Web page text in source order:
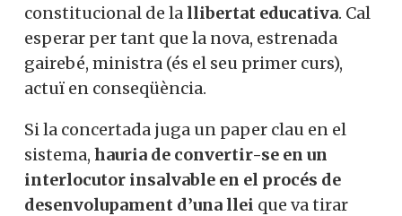
constitucional de la llibertat educativa. Cal
esperar per tant que la nova, estrenada
gairebé, ministra (és el seu primer curs),
actuï en conseqüència.
Si la concertada juga un paper clau en el
sistema, hauria de convertir-se en un
interlocutor insalvable en el procés de
desenvolupament d’una llei que va tirar